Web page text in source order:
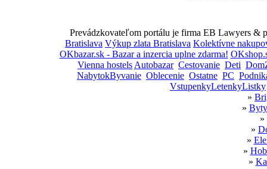
Prevádzkovateľom portálu je firma EB Lawyers &
Bratislava Výkup zlata Bratislava Kolektívne
OKbazar.sk - Bazar a inzercia uplne zdarma!
Vienna hostels Autobazar Cestovanie Deti
NabytokByvanie Oblecenie Ostatne PC
VstupenkyLetenkyListky
»
»
»
»
»
»
»